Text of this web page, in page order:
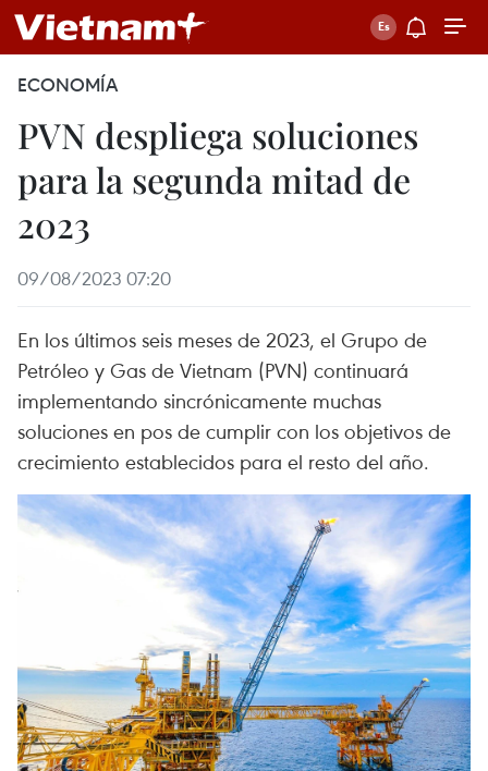
ECONOMÍA
PVN despliega soluciones
para la segunda mitad de
2023
09/08/2023 07:20
En los últimos seis meses de 2023, el Grupo de
Petróleo y Gas de Vietnam (PVN) continuará
implementando sincrónicamente muchas
soluciones en pos de cumplir con los objetivos de
crecimiento establecidos para el resto del año.